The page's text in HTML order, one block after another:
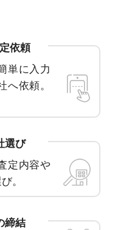
依頼
単に入力
へ依頼。
選び
定内容や
。
締結